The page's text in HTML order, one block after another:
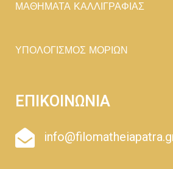
ΜΑΘΗΜΑΤΑ ΚΑΛΛΙΓΡΑΦΙΑΣ
ΥΠΟΛΟΓΙΣΜΟΣ ΜΟΡΙΩΝ
ΕΠΙΚΟΙΝΩΝΙΑ